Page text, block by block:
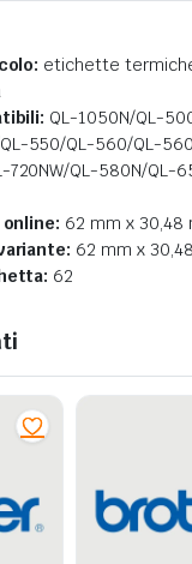
etichette
QL-1050N/QL-
550/QL-560/QL-
720NW/QL-580N/QL-
62 mm x 30,48
62 mm x
62